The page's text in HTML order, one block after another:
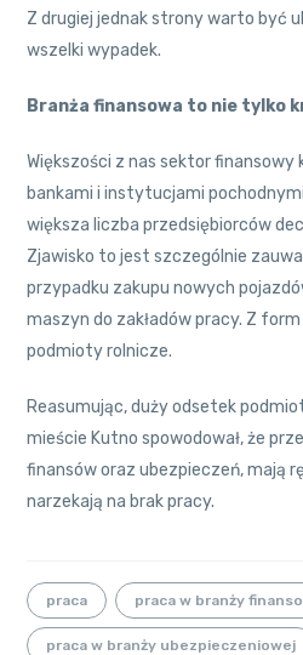
Z drugiej jednak strony warto być
wszelki wypadek.
Branża finansowa to nie tylko
Większości z nas sektor finansowy
bankami i instytucjami
większa liczba przedsiębiorców
Zjawisko to jest szczególnie
przypadku zakupu nowych
maszyn do zakładów pracy. Z
podmioty rolnicze.
Reasumując, duży odsetek
mieście Kutno spowodował, że
finansów oraz ubezpieczeń, mają
narzekają na brak pracy.
praca praca w branży
praca w branży ubezpieczeniowej